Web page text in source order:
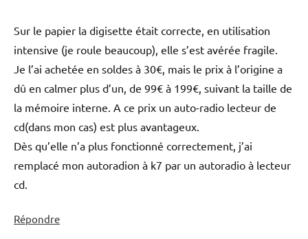
Sur le papier la digisette était correcte, en utilisation
intensive (je roule beaucoup), elle s’est avérée fragile.
Je l’ai achetée en soldes à 30€, mais le prix à l’origine a
dû en calmer plus d’un, de 99€ à 199€, suivant la taille de
la mémoire interne. A ce prix un auto-radio lecteur de
cd(dans mon cas) est plus avantageux.
Dès qu’elle n’a plus fonctionné correctement, j’ai
remplacé mon autoradion à k7 par un autoradio à lecteur
cd.
Répondre